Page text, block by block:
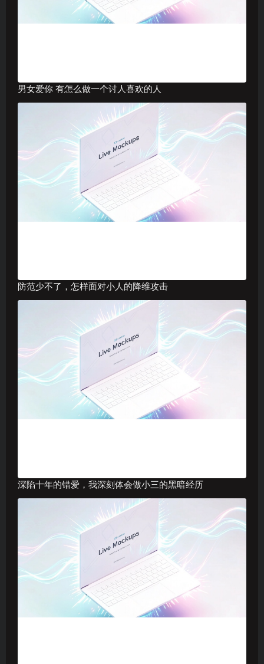
男女爱你 有怎么做一个讨人喜欢的人
防范少不了，怎样面对小人的降维攻击
深陷十年的错爱，我深刻体会做小三的黑暗经历